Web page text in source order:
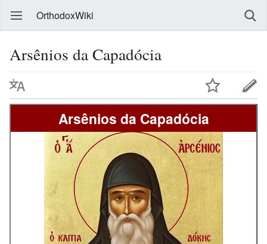
OrthodoxWiki
Arsênios da Capadócia
Arsênios da Capadócia